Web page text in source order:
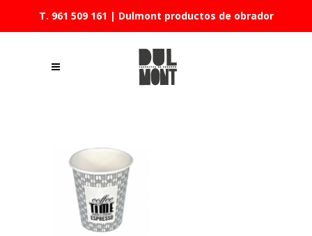
T. 961 509 161 | Dulmont productos de obrador